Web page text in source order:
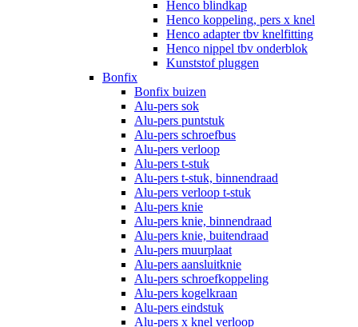
Henco blindkap
Henco koppeling, pers x knel
Henco adapter tbv knelfitting
Henco nippel tbv onderblok
Kunststof pluggen
Bonfix
Bonfix buizen
Alu-pers sok
Alu-pers puntstuk
Alu-pers schroefbus
Alu-pers verloop
Alu-pers t-stuk
Alu-pers t-stuk, binnendraad
Alu-pers verloop t-stuk
Alu-pers knie
Alu-pers knie, binnendraad
Alu-pers knie, buitendraad
Alu-pers muurplaat
Alu-pers aansluitknie
Alu-pers schroefkoppeling
Alu-pers kogelkraan
Alu-pers eindstuk
Alu-pers x knel verloop